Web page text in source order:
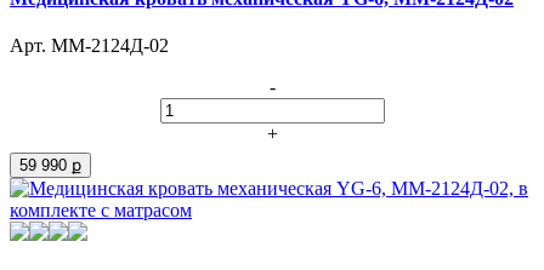
Арт. ММ-2124Д-02
-
+
59 990 ք